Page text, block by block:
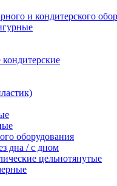
и кондитерского
оборудования
дна / с дном
цельнотянутые